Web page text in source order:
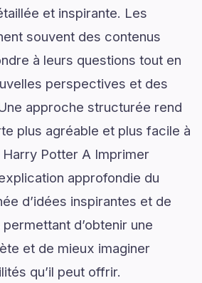
et inspirante. Les
souvent des contenus
à leurs questions tout en
perspectives et des
approche structurée rend
plus agréable et plus facile à
Potter A Imprimer
approfondie du
d’idées inspirantes et de
d’obtenir une
et de mieux imaginer
qu’il peut offrir.